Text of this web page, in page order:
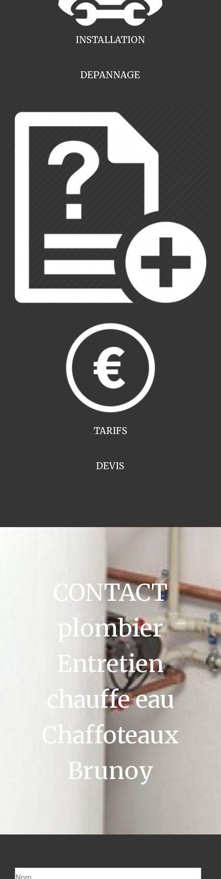
INSTALLATION
DEPANNAGE
TARIFS
DEVIS
CONTACT
plombier
Entretien
chauffe eau
Chaffoteaux
Brunoy